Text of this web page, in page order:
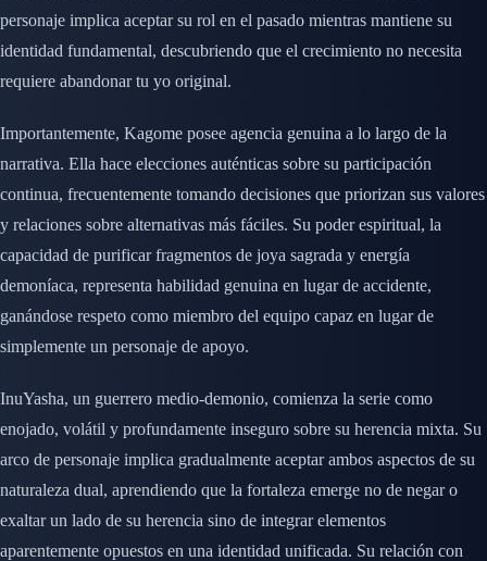
personaje implica aceptar su rol en el pasado mientras mantiene su
identidad fundamental, descubriendo que el crecimiento no necesita
requiere abandonar tu yo original.
Importantemente, Kagome posee agencia genuina a lo largo de la
narrativa. Ella hace elecciones auténticas sobre su participación
continua, frecuentemente tomando decisiones que priorizan sus valores
y relaciones sobre alternativas más fáciles. Su poder espiritual, la
capacidad de purificar fragmentos de joya sagrada y energía
demoníaca, representa habilidad genuina en lugar de accidente,
ganándose respeto como miembro del equipo capaz en lugar de
simplemente un personaje de apoyo.
InuYasha, un guerrero medio-demonio, comienza la serie como
enojado, volátil y profundamente inseguro sobre su herencia mixta. Su
arco de personaje implica gradualmente aceptar ambos aspectos de su
naturaleza dual, aprendiendo que la fortaleza emerge no de negar o
exaltar un lado de su herencia sino de integrar elementos
aparentemente opuestos en una identidad unificada. Su relación con